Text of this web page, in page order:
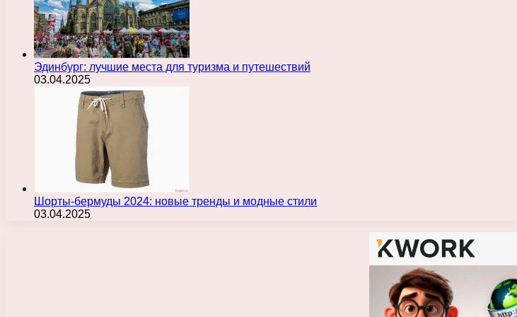
Эдинбург: лучшие места для туризма и путешествий
03.04.2025
Шорты-бермуды 2024: новые тренды и модные стили
03.04.2025